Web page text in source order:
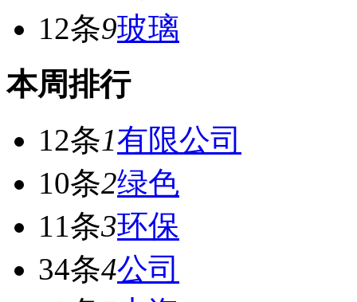
12条9玻璃
本周排行
12条1有限公司
10条2绿色
11条3环保
34条4公司